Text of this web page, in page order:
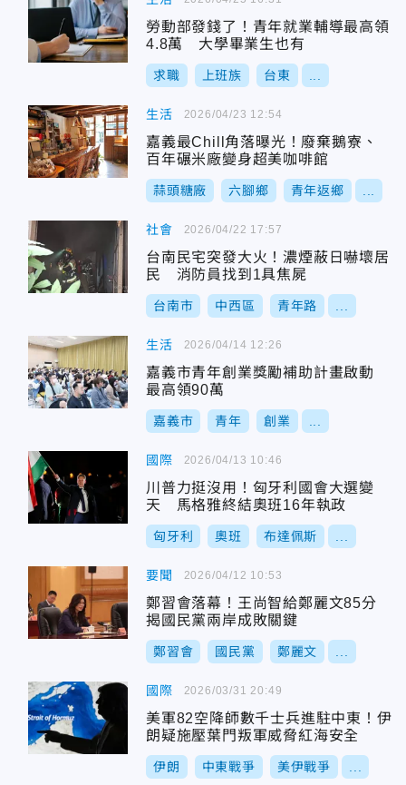
勞動部發錢了！青年就業輔導最高領
4.8萬 大學畢業生也有
求職 上班族 台東
生活
嘉義最Chill角落曝光！廢棄鵝寮、
百年碾米廠變身超美咖啡館
蒜頭糖廠 六腳鄉 青年返鄉
2026/04/23 12:54
社會
台南民宅突發大火！濃煙蔽日嚇壞居
民 消防員找到1具焦屍
台南市 中西區 青年路
2026/04/22 17:57
生活
嘉義市青年創業獎勵補助計畫啟動
最高領90萬
嘉義市 青年 創業
2026/04/14 12:26
國際
川普力挺沒用！匈牙利國會大選變
天 馬格雅終結奧班16年執政
匈牙利 奧班 布達佩斯
2026/04/13 10:46
要聞
鄭習會落幕！王尚智給鄭麗文85分
揭國民黨兩岸成敗關鍵
鄭習會 國民黨 鄭麗文
2026/04/12 10:53
國際
美軍82空降師數千士兵進駐中東！伊
朗疑施壓葉門叛軍威脅紅海安全
伊朗 中東戰爭 美伊戰爭
2026/03/31 20:49